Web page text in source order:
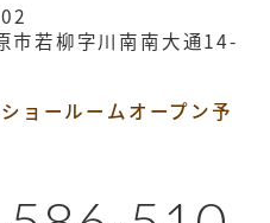
市若柳字川南南大通14-
ョールームオープン予